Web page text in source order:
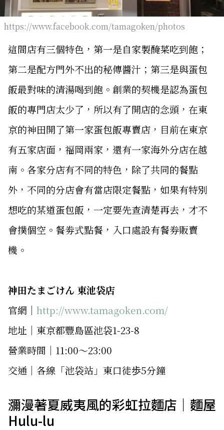
https://www.facebook.com/tamagoken/photos
這間店有三個特色，第一是自家製醃菜吃到飽；
第二是配方門外不出的秘傳醬汁；第三是與蛋包
飯最對味的清湯喝到飽。創業的契機是認為蛋包
飯的專門店太少了，所以有了開店的念頭，在東
京的神田開了第一家蛋包飯專賣店，目前在東京
有五家店面，福岡兩家，還有一家海外分店在越
南。各家分店有不同的特色，除了共同的餐點
外，不同的分店會有當店限定餐點，如果有特別
想吃的某道蛋包飯，一定要先查清楚再去，才不
會撲個空。餐劵式點餐，入口處設有餐券販賣
機。
神田たまごけん 東池袋店
官網｜ http://www.tamagoken.com/
地址｜東京都豐島區池袋1-23-8
營業時間｜11:00～23:00
交通｜各線「池袋站」東口徒歩5分鐘
瀰漫著夏威夷風的彩虹拉麵店｜麵屋
Hulu-lu